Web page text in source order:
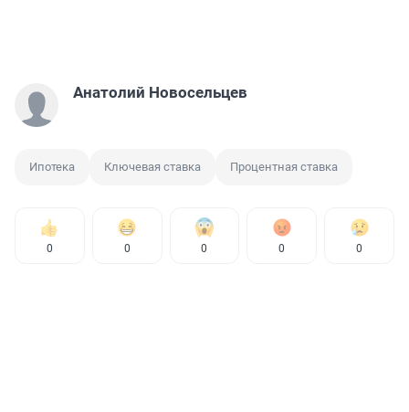
Анатолий Новосельцев
Ипотека Ключевая ставка Процентная ставка
0 0 0 0 0